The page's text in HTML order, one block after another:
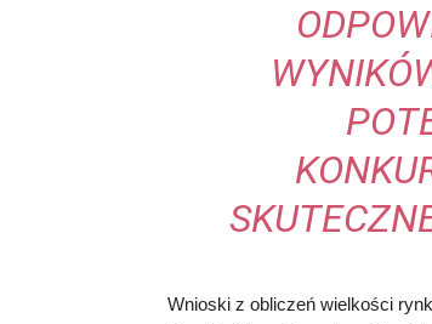
Wnioski z obliczeń wielkości